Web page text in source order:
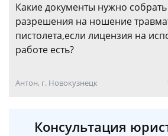
Какие документы нужно
разрешения на ношение
пистолета,если лицензия на
работе есть?
Антон, г. Новокузнецк
Консультация